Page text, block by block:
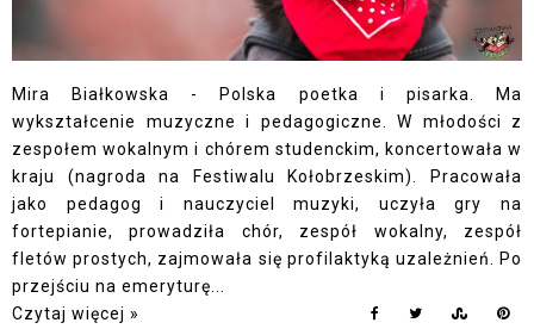
Mira Białkowska - Polska poetka i pisarka. Ma
wykształcenie muzyczne i pedagogiczne. W młodości z
zespołem wokalnym i chórem studenckim, koncertowała w
kraju (nagroda na Festiwalu Kołobrzeskim). Pracowała
jako pedagog i nauczyciel muzyki, uczyła gry na
fortepianie, prowadziła chór, zespół wokalny, zespół
fletów prostych, zajmowała się profilaktyką uzależnień. Po
przejściu na emeryturę...
Czytaj więcej »